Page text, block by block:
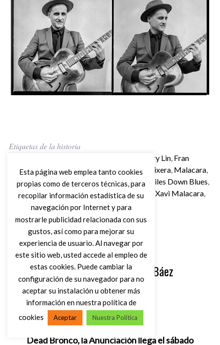
Etiquetas de la historia
El funeral de Mary Lin, Fran
Iturbe,Hopeless Blues,Karma Police,La Peixera, Malacara,
Malacara and Wilson Band ,Mario Cobo, Miles Down Blues,
Milkers,Summer Camp Blues,Tony Wilson Xavi Malacara,
Xavi Soto
Escrito por
Carlos Pérez Báez
Artículo anterior
Dead Bronco, la Anunciación llega el sábado
Esta página web emplea tanto cookies
propias como de terceros técnicas, para
recopilar información estadística de su
navegación por Internet y para
mostrarle publicidad relacionada con sus
gustos, así como para mejorar su
experiencia de usuario. Al navegar por
este sitio web, usted accede al empleo de
estas cookies. Puede cambiar la
configuración de su navegador para no
aceptar su instalación u obtener más
información en nuestra política de
cookies
Aceptar Nuestra Política